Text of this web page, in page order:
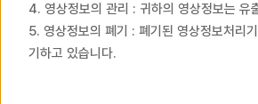
4. 영상정보의 관리 : 귀하의 영상정보
5. 영상정보의 폐기 : 폐기된 영상정보처리
기하고 있습니다.